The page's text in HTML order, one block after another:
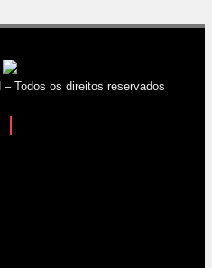
– Todos os direitos reservados